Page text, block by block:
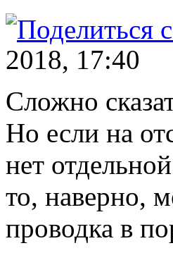
2018, 17:40
Сложно
Но если на
нет
то, наверно,
проводка в